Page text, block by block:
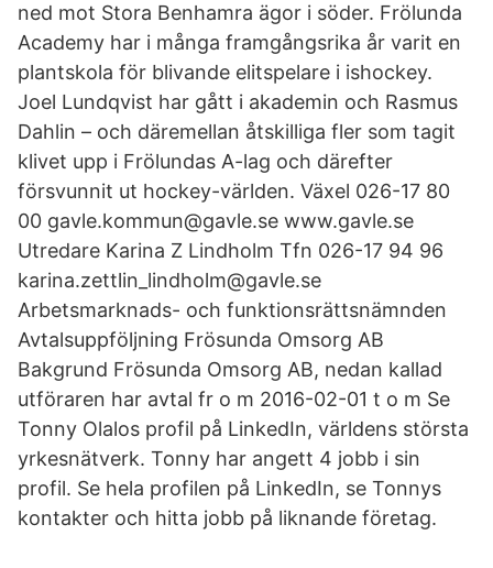
ned mot Stora Benhamra ägor i söder. Frölunda
Academy har i många framgångsrika år varit en
plantskola för blivande elitspelare i ishockey.
Joel Lundqvist har gått i akademin och Rasmus
Dahlin – och däremellan åtskilliga fler som tagit
klivet upp i Frölundas A-lag och därefter
försvunnit ut hockey-världen. Växel 026-17 80
00 gavle.kommun@gavle.se www.gavle.se
Utredare Karina Z Lindholm Tfn 026-17 94 96
karina.zettlin_lindholm@gavle.se
Arbetsmarknads- och funktionsrättsnämnden
Avtalsuppföljning Frösunda Omsorg AB
Bakgrund Frösunda Omsorg AB, nedan kallad
utföraren har avtal fr o m 2016-02-01 t o m Se
Tonny Olalos profil på LinkedIn, världens största
yrkesnätverk. Tonny har angett 4 jobb i sin
profil. Se hela profilen på LinkedIn, se Tonnys
kontakter och hitta jobb på liknande företag.